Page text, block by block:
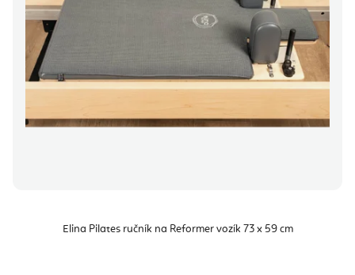
Elina Pilates ručník na Reformer vozík 73 x 59 cm